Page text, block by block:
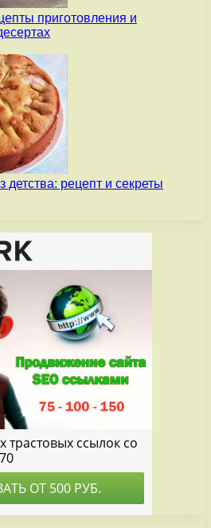
приготовления и
детства: рецепт и секреты